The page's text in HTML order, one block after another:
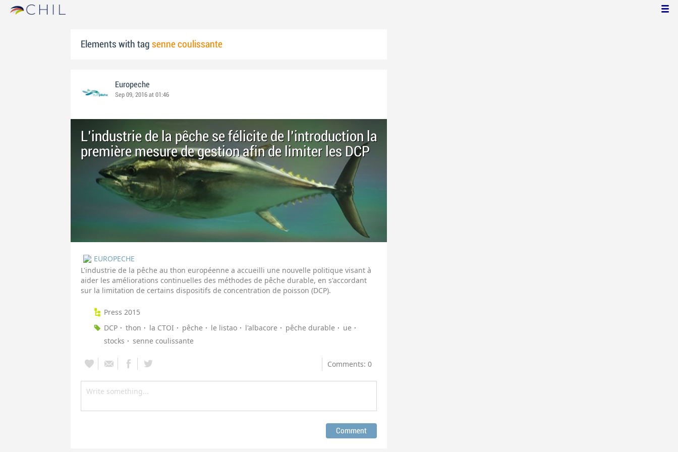
Elements with tag senne coulissante
Europeche
Sep 09, 2016 at 01:46
L'industrie de la pêche se félicite de l'introduction la
première mesure de gestion afin de limiter les DCP
EUROPECHE
L'industrie de la pêche au thon européenne a accueilli une nouvelle politique visant à
aider les améliorations continuelles des méthodes de pêche durable, en s'accordant
sur la limitation de certains dispositifs de concentration de poisson (DCP).
Press 2015
DCP
thon la CTOI pêche le listao l'albacore pêche durable
ue
stocks
senne coulissante
Comments: 0